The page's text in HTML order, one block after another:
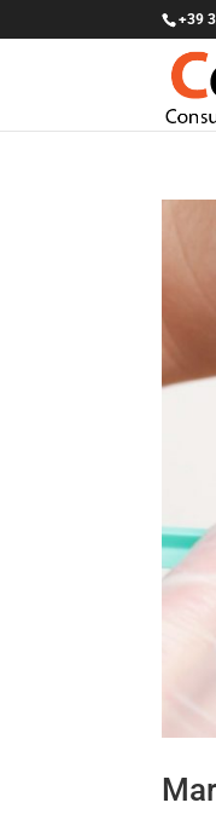
+39